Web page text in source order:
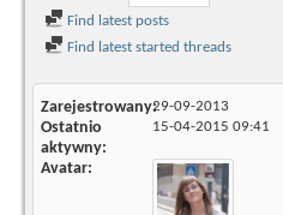
Find latest posts
Find latest started threads
Zarejestrowany29-09-2013
Ostatnio
aktywny
15-04-2015 09:41
Avatar